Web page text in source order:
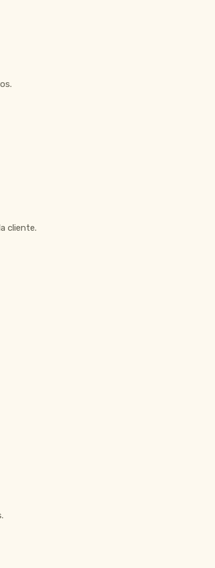
cliente.